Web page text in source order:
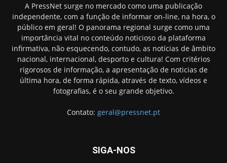
A PressNet surge no mercado como uma publicação
independente, com a função de informar on-line, na hora, o
público em geral! O panorama regional surge como uma
importância vital no conteúdo noticioso da plataforma
infirmativa, não esquecendo, contudo, as notícias de âmbito
nacional, internacional, desporto e cultura! Com critérios
rigorosos de informação, a apresentação de noticias de
última hora, de forma rápida, através de texto, vídeos e
fotografias, é o seu grande objetivo.
Contato: geral@pressnet.pt
SIGA-NOS